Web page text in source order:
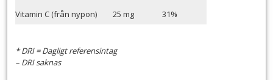
Vitamin C (från nypon)
25 mg 31%
* DRI = Dagligt referensintag
– DRI saknas